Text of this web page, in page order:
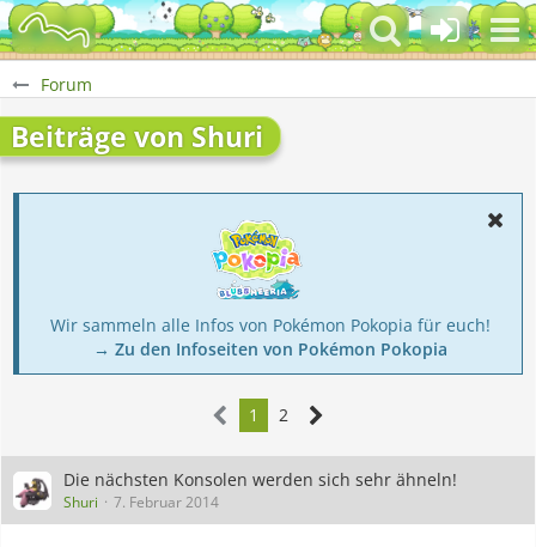
Forum
Beiträge von Shuri
Wir sammeln alle Infos von Pokémon Pokopia für euch!
→ Zu den Infoseiten von Pokémon Pokopia
1 2
Die nächsten Konsolen werden sich sehr ähneln!
Shuri 7. Februar 2014